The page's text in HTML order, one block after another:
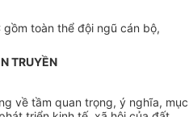
toàn thể đội ngũ cán bộ,
TRUYỀN
về tầm quan trọng, ý nghĩa, mục